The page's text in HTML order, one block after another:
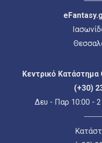
Κεντρικό
(+30)
Δευ - Παρ 10:00 -